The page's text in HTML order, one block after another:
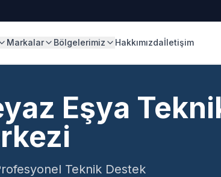
Markalar Bölgelerimiz Hakkımızdaİletişim
Eşya
Teknik Destek